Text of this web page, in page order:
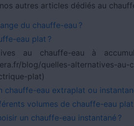
autres articles dédiés au
du chauffe-eau ?
eau plat ?
au chauffe-eau à
blog/quelles-
plat)
chauffe-eau extraplat ou
volumes de chauffe-eau plat
un chauffe-eau instantané ?